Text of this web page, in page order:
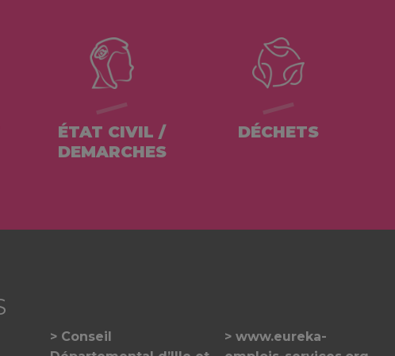
ÉTAT CIVIL /
DEMARCHES
DÉCHETS
Conseil
www.eureka-